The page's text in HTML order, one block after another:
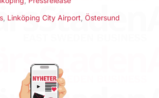
Linköping City Airport Östersund